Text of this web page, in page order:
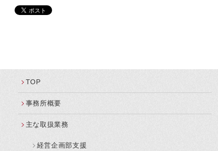
TOP
事務所概要
主な取扱業務
経営企画部支援